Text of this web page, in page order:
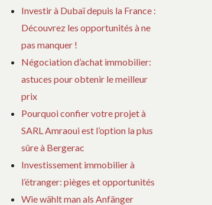
Investir à Dubaï depuis la France :
Découvrez les opportunités à ne
pas manquer !
Négociation d’achat immobilier:
astuces pour obtenir le meilleur
prix
Pourquoi confier votre projet à
SARL Amraoui est l’option la plus
sûre à Bergerac
Investissement immobilier à
l’étranger: pièges et opportunités
Wie wählt man als Anfänger